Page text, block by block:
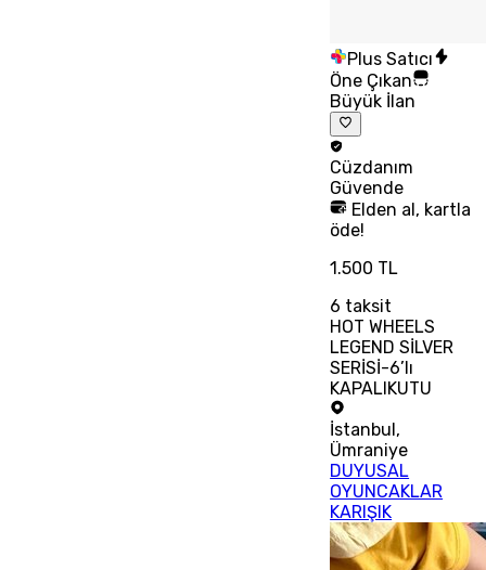
Plus Satıcı
Öne Çıkan
Büyük İlan
Cüzdanım
Güvende
Elden al, kartla
öde!
1.500 TL
6 taksit
HOT WHEELS
LEGEND SİLVER
SERİSİ-6’lı
KAPALIKUTU
İstanbul,
Ümraniye
DUYUSAL
OYUNCAKLAR
KARIŞIK